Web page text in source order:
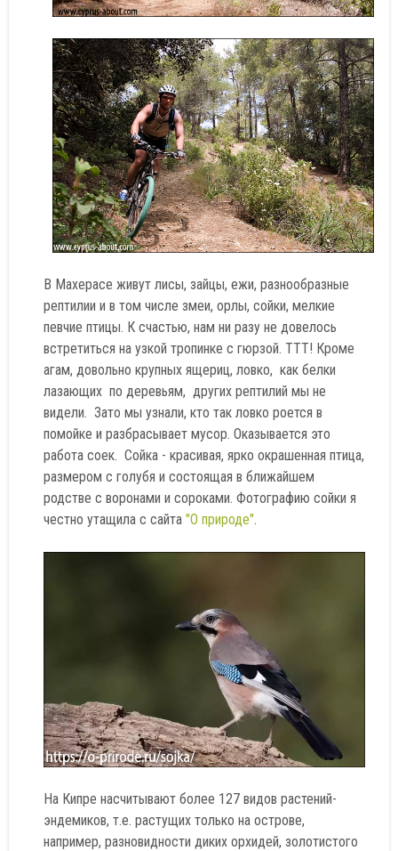
В Махерасе живут лисы, зайцы, ежи, разнообразные
рептилии и в том числе змеи, орлы, сойки, мелкие
певчие птицы. К счастью, нам ни разу не довелось
встретиться на узкой тропинке с гюрзой. ТТТ! Кроме
агам, довольно крупных ящериц, ловко, как белки
лазающих по деревьям, других рептилий мы не
видели. Зато мы узнали, кто так ловко роется в
помойке и разбрасывает мусор. Оказывается это
работа соек. Сойка - красивая, ярко окрашенная птица,
размером с голубя и состоящая в ближайшем
родстве с воронами и сороками. Фотографию сойки я
честно утащила с сайта "О природе".
На Кипре насчитывают более 127 видов растений-
эндемиков, т.е. растущих только на острове,
например, разновидности диких орхидей, золотистого